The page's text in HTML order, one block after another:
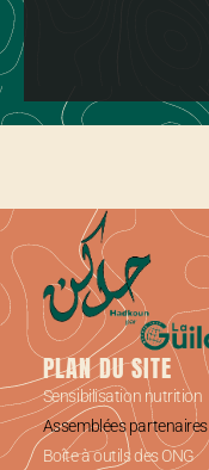
PLAN DU SITE
Sensibilisation nutrition
Assemblées partenaires
Boîte à outils des ONG